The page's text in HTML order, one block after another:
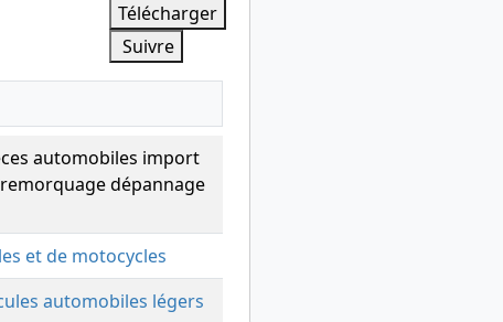
Télécharger
Suivre
automobiles import
dépannage
et de motocycles
automobiles légers